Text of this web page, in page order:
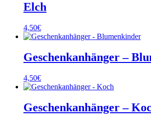
Elch
4,50€
Geschenkanhänger –
4,50€
Geschenkanhänger –